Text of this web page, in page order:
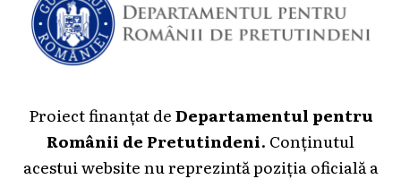
Proiect finanțat deDepartamentul pentru
Românii de Pretutindeni. Conținutul
acestui website nu reprezintă poziția oficială a